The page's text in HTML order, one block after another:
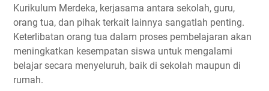
Kurikulum Merdeka, kerjasama antara sekolah, guru,
orang tua, dan pihak terkait lainnya sangatlah penting.
Keterlibatan orang tua dalam proses pembelajaran akan
meningkatkan kesempatan siswa untuk mengalami
belajar secara menyeluruh, baik di sekolah maupun di
rumah.